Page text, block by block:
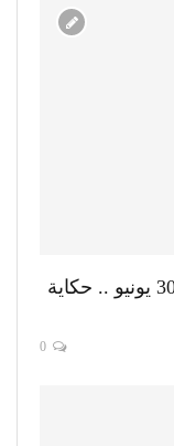
محمد يوسف العزيزي يكتب : ثورة 30 يونيو .. حكاية